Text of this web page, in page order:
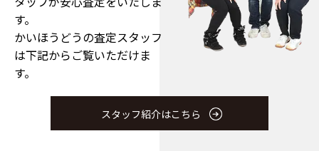
す。
かいほうどうの査定スタッフ
は下記からご覧いただけま
す。
スタッフ紹介はこちら